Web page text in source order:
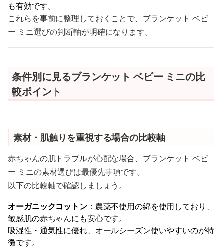
も有効です。
これらを事前に整理しておくことで、ブランケット ベビ
ー ミニ選びの判断軸が明確になります。
条件別に見るブランケット ベビー ミニの比
較ポイント
素材・肌触りを重視する場合の比較軸
赤ちゃんの肌トラブルが心配な場合、ブランケット ベビ
ー ミニの素材選びは最優先事項です。
以下の比較軸で確認しましょう。
オーガニックコットン ：農薬不使用の綿を使用しており、
敏感肌の赤ちゃんにも安心です。
吸湿性・通気性に優れ、オールシーズン使いやすいのが特
徴です。